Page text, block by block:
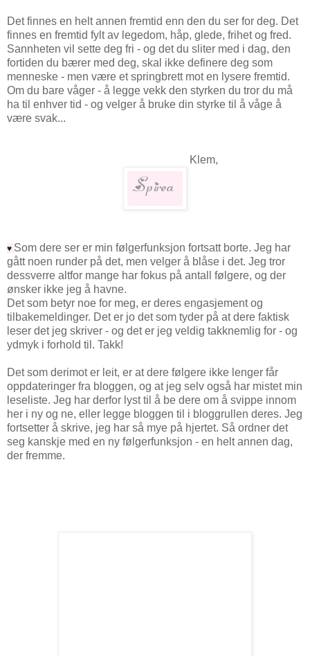
Det finnes en helt annen fremtid enn den du ser for deg. Det
finnes en fremtid fylt av legedom, håp, glede, frihet og fred.
Sannheten vil sette deg fri - og det du sliter med i dag, den
fortiden du bærer med deg, skal ikke definere deg som
menneske - men være et springbrett mot en lysere fremtid.
Om du bare våger - å legge vekk den styrken du tror du må
ha til enhver tid - og velger å bruke din styrke til å våge å
være svak...
Klem,
♥ Som dere ser er min følgerfunksjon fortsatt borte. Jeg har
gått noen runder på det, men velger å blåse i det. Jeg tror
dessverre altfor mange har fokus på antall følgere, og der
ønsker ikke jeg å havne.
Det som betyr noe for meg, er deres engasjement og
tilbakemeldinger. Det er jo det som tyder på at dere faktisk
leser det jeg skriver - og det er jeg veldig takknemlig for - og
ydmyk i forhold til. Takk!
Det som derimot er leit, er at dere følgere ikke lenger får
oppdateringer fra bloggen, og at jeg selv også har mistet min
leseliste. Jeg har derfor lyst til å be dere om å svippe innom
her i ny og ne, eller legge bloggen til i bloggrullen deres. Jeg
fortsetter å skrive, jeg har så mye på hjertet. Så ordner det
seg kanskje med en ny følgerfunksjon - en helt annen dag,
der fremme.